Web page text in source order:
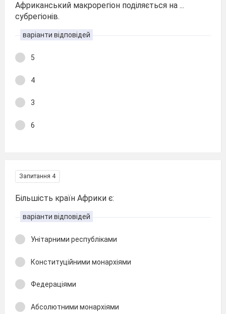
Африканський макрорегіон поділяється на ...
субрегіонів.
варіанти відповідей
5
4
3
6
Запитання 4
Більшість країн Африки є:
варіанти відповідей
Унітарними республіками
Конституційними монархіями
Федераціями
Абсолютними монархіями